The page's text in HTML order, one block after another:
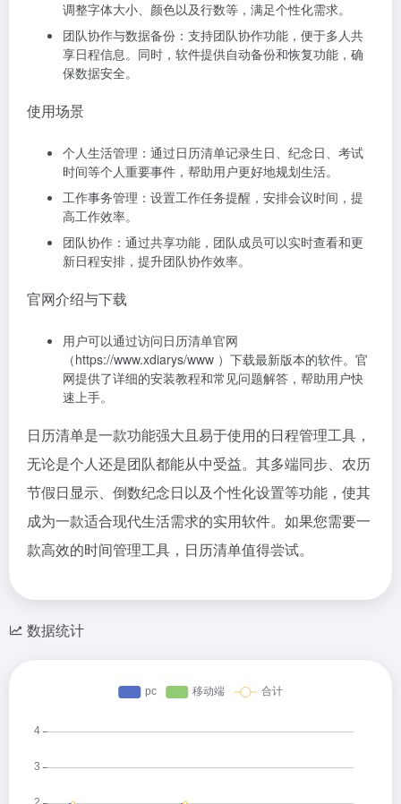
调整字体大小、颜色以及行数等，满足个性化需求。
团队协作与数据备份：支持团队协作功能，便于多人共
享日程信息。同时，软件提供自动备份和恢复功能，确
保数据安全。
使用场景
个人生活管理：通过日历清单记录生日、纪念日、考试
时间等个人重要事件，帮助用户更好地规划生活。
工作事务管理：设置工作任务提醒，安排会议时间，提
高工作效率。
团队协作：通过共享功能，团队成员可以实时查看和更
新日程安排，提升团队协作效率。
官网介绍与下载
用户可以通过访问日历清单官网
（https://www.xdiarys/www ）下载最新版本的软件。官
网提供了详细的安装教程和常见问题解答，帮助用户快
速上手。
日历清单是一款功能强大且易于使用的日程管理工具，
无论是个人还是团队都能从中受益。其多端同步、农历
节假日显示、倒数纪念日以及个性化设置等功能，使其
成为一款适合现代生活需求的实用软件。如果您需要一
款高效的时间管理工具，日历清单值得尝试。
数据统计